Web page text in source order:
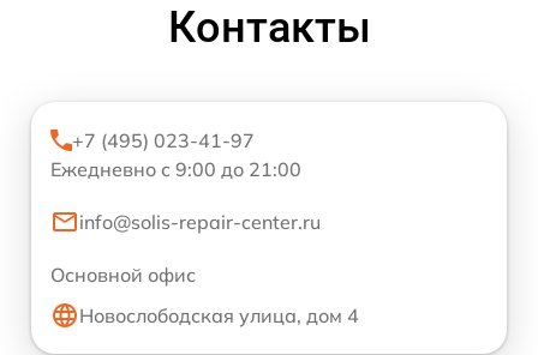
Контакты
+7 (495) 023-41-97
Ежедневно с 9:00 до 21:00
info@solis-repair-center.ru
Основной офис
Новослободская улица, дом 4